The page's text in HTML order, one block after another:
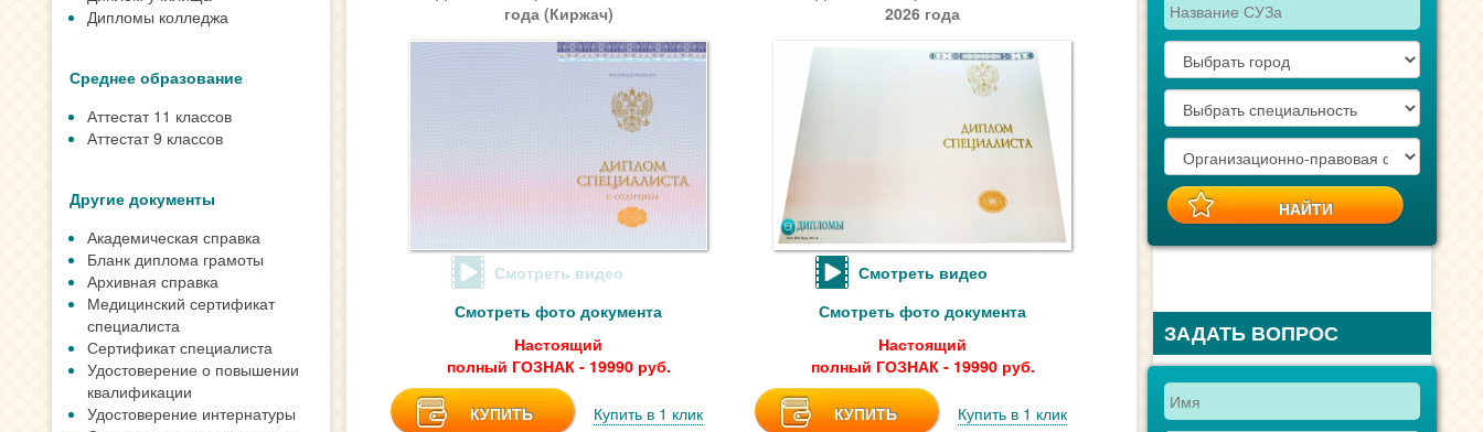
Дипломы колледжа
Среднее образование
Аттестат 11 классов
Аттестат 9 классов
Другие документы
Академическая справка
Бланк диплома грамоты
Архивная справка
Медицинский сертификат
специалиста
Сертификат специалиста
Удостоверение о повышении
квалификации
Удостоверение интернатуры
года (Киржач)
Смотреть видео
Смотреть фото документа
Настоящий
полный ГОЗНАК - 19990 руб.
КУПИТЬ Купить в 1 клик
2026 года
Смотреть видео
Смотреть фото документа
Настоящий
полный ГОЗНАК - 19990 руб.
КУПИТЬ Купить в 1 клик
ЗАДАТЬ ВОПРОС